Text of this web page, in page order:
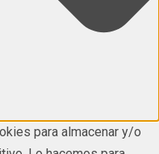
para almacenar y/o